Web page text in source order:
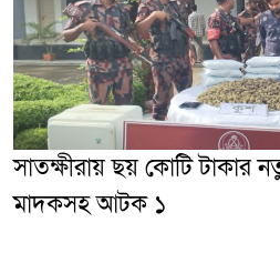
সাতক্ষীরায় ছয় কোটি টাকার
মাদকসহ আটক ১